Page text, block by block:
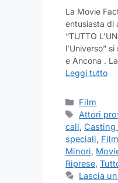
La Movie
entusiasta di
“TUTTO
l’Universo”
e Ancona .
Leggi tutto
Categorie
Film
Tag
Attori
call, Casting
speciali, Film
Minori,
Riprese,
Lascia